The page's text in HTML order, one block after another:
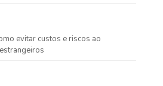
evitar custos e riscos ao